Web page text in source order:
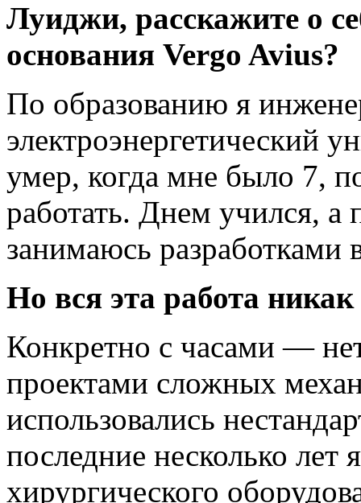
Луиджи, расскажите о
основания Vergo Avius?
По образованию я
электроэнергетический
умер, когда мне было 7,
работать. Днем учился, а
занимаюсь разработками
Но вся эта работа
Конкретно с часами —
проектами сложных
использовались
последние несколько лет
хирургического